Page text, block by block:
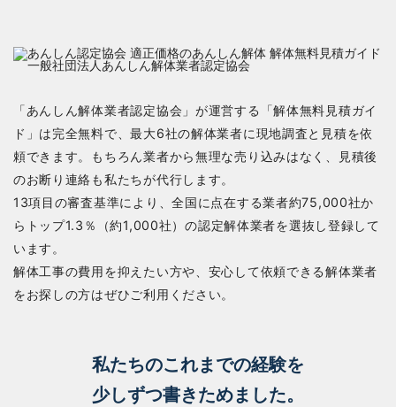
「あんしん解体業者認定協会」が運営する「解体無料見積ガイ
ド」は完全無料で、最大6社の解体業者に現地調査と見積を依
頼できます。もちろん業者から無理な売り込みはなく、見積後
のお断り連絡も私たちが代行します。
13項目の審査基準により、全国に点在する業者約75,000社か
らトップ1.3％（約1,000社）の認定解体業者を選抜し登録して
います。
解体工事の費用を抑えたい方や、安心して依頼できる解体業者
をお探しの方はぜひご利用ください。
私たちのこれまでの経験を
少しずつ書きためました。